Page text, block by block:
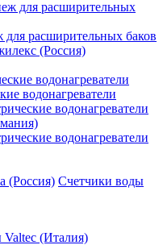
расширительных баков
(Россия)
водонагреватели
водонагреватели
водонагреватели
Счетчики воды
(Италия)